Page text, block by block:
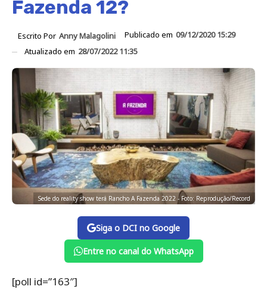
Fazenda 12?
Escrito Por Anny Malagolini Publicado em 09/12/2020 15:29
Atualizado em 28/07/2022 11:35
Sede do reality show terá Rancho A Fazenda 2022 - Foto: Reprodução/Record
Siga o DCI no Google
Entre no canal do WhatsApp
[poll id=”163″]